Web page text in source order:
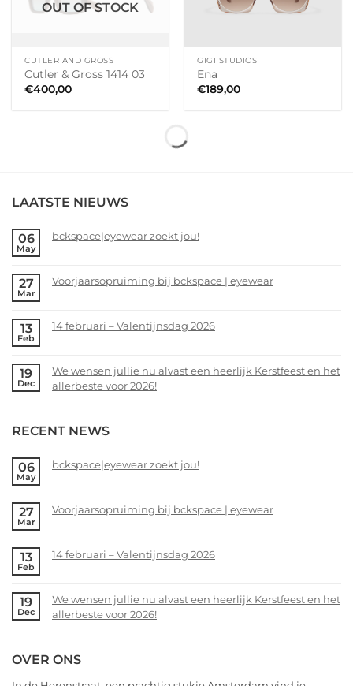
OUT OF STOCK
CUTLER AND GROSS
Cutler & Gross 1414 03
€400,00
GIGI STUDIOS
Ena
€189,00
LAATSTE NIEUWS
06
May
bckspace|eyewear zoekt jou!
on
jou!
27
Mar
Voorjaarsopruiming bij bckspace | eyewear
on
bckspace
|
13
Feb
14 februari – Valentijnsdag 2026
on
14
Valentijnsdag
19
Dec
We wensen jullie nu alvast een heerlijk Kerstfeest en het
allerbeste voor 2026!
on
wensen
alvast
Kerstfeest
allerbeste
voor
RECENT NEWS
06
May
bckspace|eyewear zoekt jou!
on
jou!
27
Mar
Voorjaarsopruiming bij bckspace | eyewear
on
bckspace
|
13
Feb
14 februari – Valentijnsdag 2026
on
14
Valentijnsdag
19
Dec
We wensen jullie nu alvast een heerlijk Kerstfeest en het
allerbeste voor 2026!
on
OVER ONS